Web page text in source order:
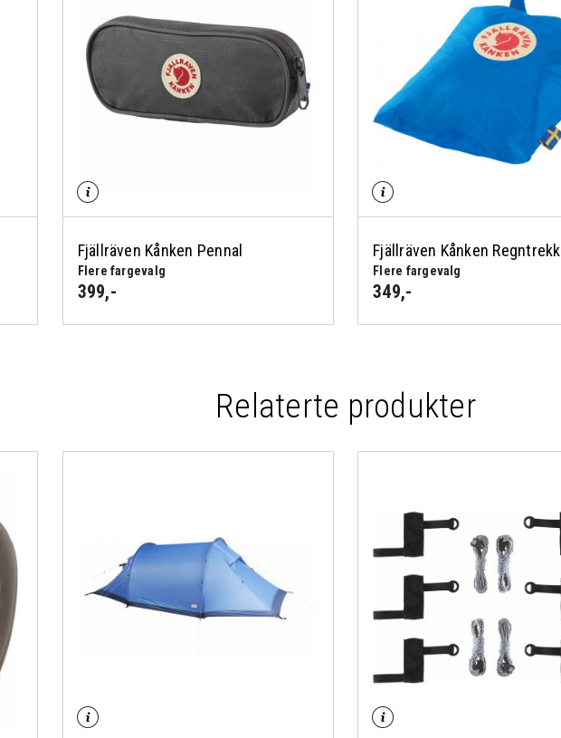
Fjällräven Kånken Pennal
Flere fargevalg
399,-
Fjällräven Kånken Regntrekk
Flere fargevalg
349,-
Relaterte produkter